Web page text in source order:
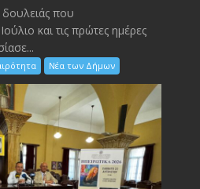
δουλειάς που
και τις πρώτες ημέρες
Νέα των Δήμων